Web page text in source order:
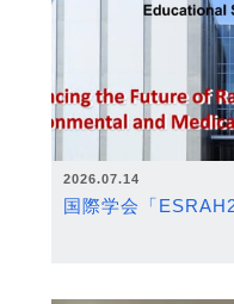
2026.07.14
国際学会「